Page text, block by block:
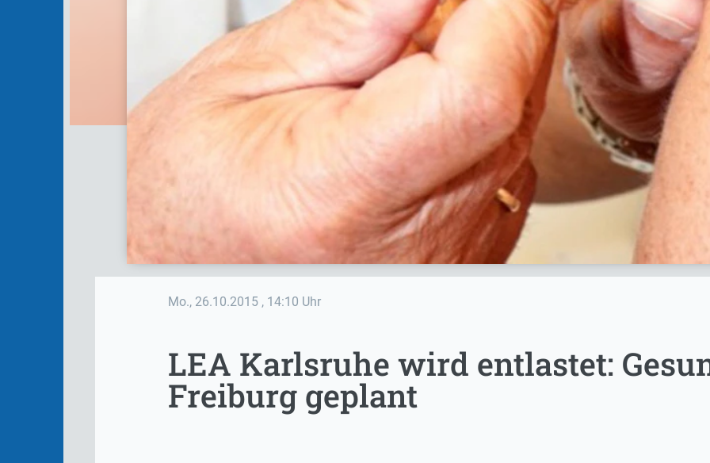
Mo., 26.10.2015 , 14:10 Uhr
LEA Karlsruhe wird entlastet:
Freiburg geplant